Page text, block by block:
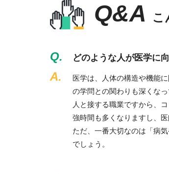
Q&A こ
Q. どのような人が医学に
A.
医学は、人体の構造や機能
の学問との関わりも深くな
人と接する職業ですから、
強時間も多くなりますし、
ただ、一番大切なのは「病
でしょう。